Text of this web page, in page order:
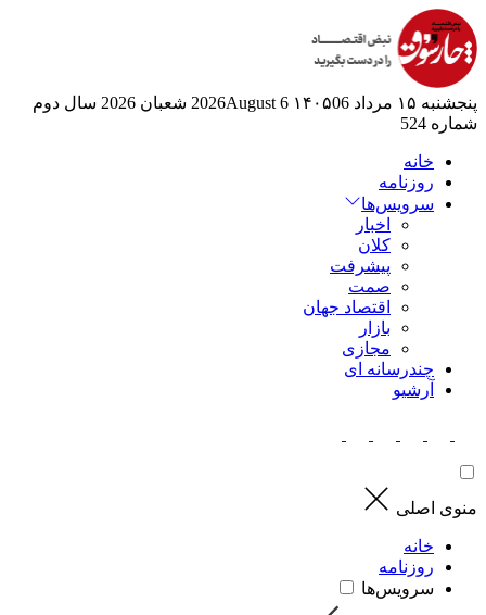
پنجشنبه ۱۵ مرداد ۱۴۰۵ 06 2026August 6 شعبان 2026
سال دوم
شماره 524
خانه
روزنامه
سرویس‌ها
اخبار
کلان
پیشرفت
صمت
اقتصاد جهان
بازار
مجازی
چندرسانه ای
آرشیو
منوی اصلی
خانه
روزنامه
سرویس‌ها